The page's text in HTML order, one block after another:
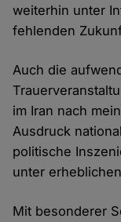
weiterhin unter
fehlenden
Auch die
im Iran nach
Ausdruck
politische
unter
Mit besonderer